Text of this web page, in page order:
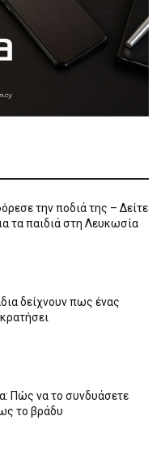
την ποδιά της – Δείτε
τα παιδιά στη Λευκωσία
δείχνουν πως ένας
Πώς να το συνδυάσετε
το βράδυ